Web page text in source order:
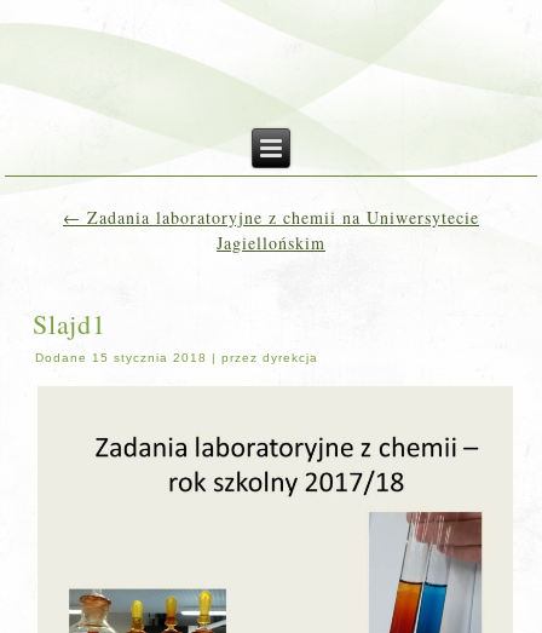
← Zadania laboratoryjne z chemii na Uniwersytecie
Jagiellońskim
Slajd1
Dodane 15 stycznia 2018 |przez dyrekcja